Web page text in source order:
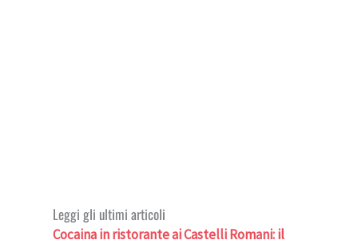
Leggi gli ultimi articoli
Cocaina in ristorante ai Castelli Romani: il